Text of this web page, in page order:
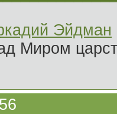
Эйдман
Миром